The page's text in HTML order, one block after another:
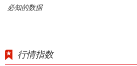
必知的数据
行情指数